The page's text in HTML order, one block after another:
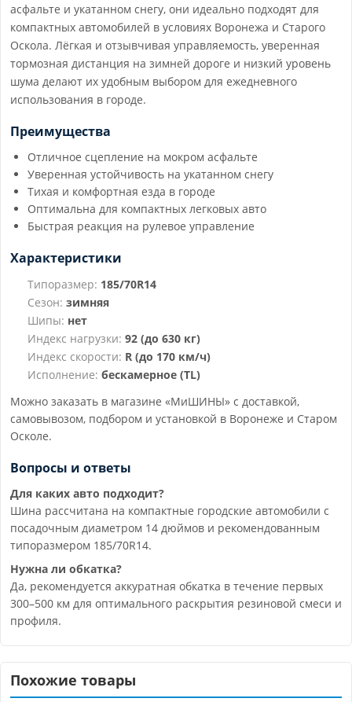
асфальте и укатанном снегу, они идеально подходят для
компактных автомобилей в условиях Воронежа и Старого
Оскола. Лёгкая и отзывчивая управляемость, уверенная
тормозная дистанция на зимней дороге и низкий уровень
шума делают их удобным выбором для ежедневного
использования в городе.
Преимущества
Отличное сцепление на мокром асфальте
Уверенная устойчивость на укатанном снегу
Тихая и комфортная езда в городе
Оптимальна для компактных легковых авто
Быстрая реакция на рулевое управление
Характеристики
Типоразмер: 185/70R14
Сезон: зимняя
Шипы: нет
Индекс нагрузки: 92 (до 630 кг)
Индекс скорости: R (до 170 км/ч)
Исполнение: бескамерное (TL)
Можно заказать в магазине «МиШИНЫ» с доставкой,
самовывозом, подбором и установкой в Воронеже и Старом
Осколе.
Вопросы и ответы
Для каких авто подходит?
Шина рассчитана на компактные городские автомобили с
посадочным диаметром 14 дюймов и рекомендованным
типоразмером 185/70R14.
Нужна ли обкатка?
Да, рекомендуется аккуратная обкатка в течение первых
300–500 км для оптимального раскрытия резиновой смеси и
профиля.
Похожие товары